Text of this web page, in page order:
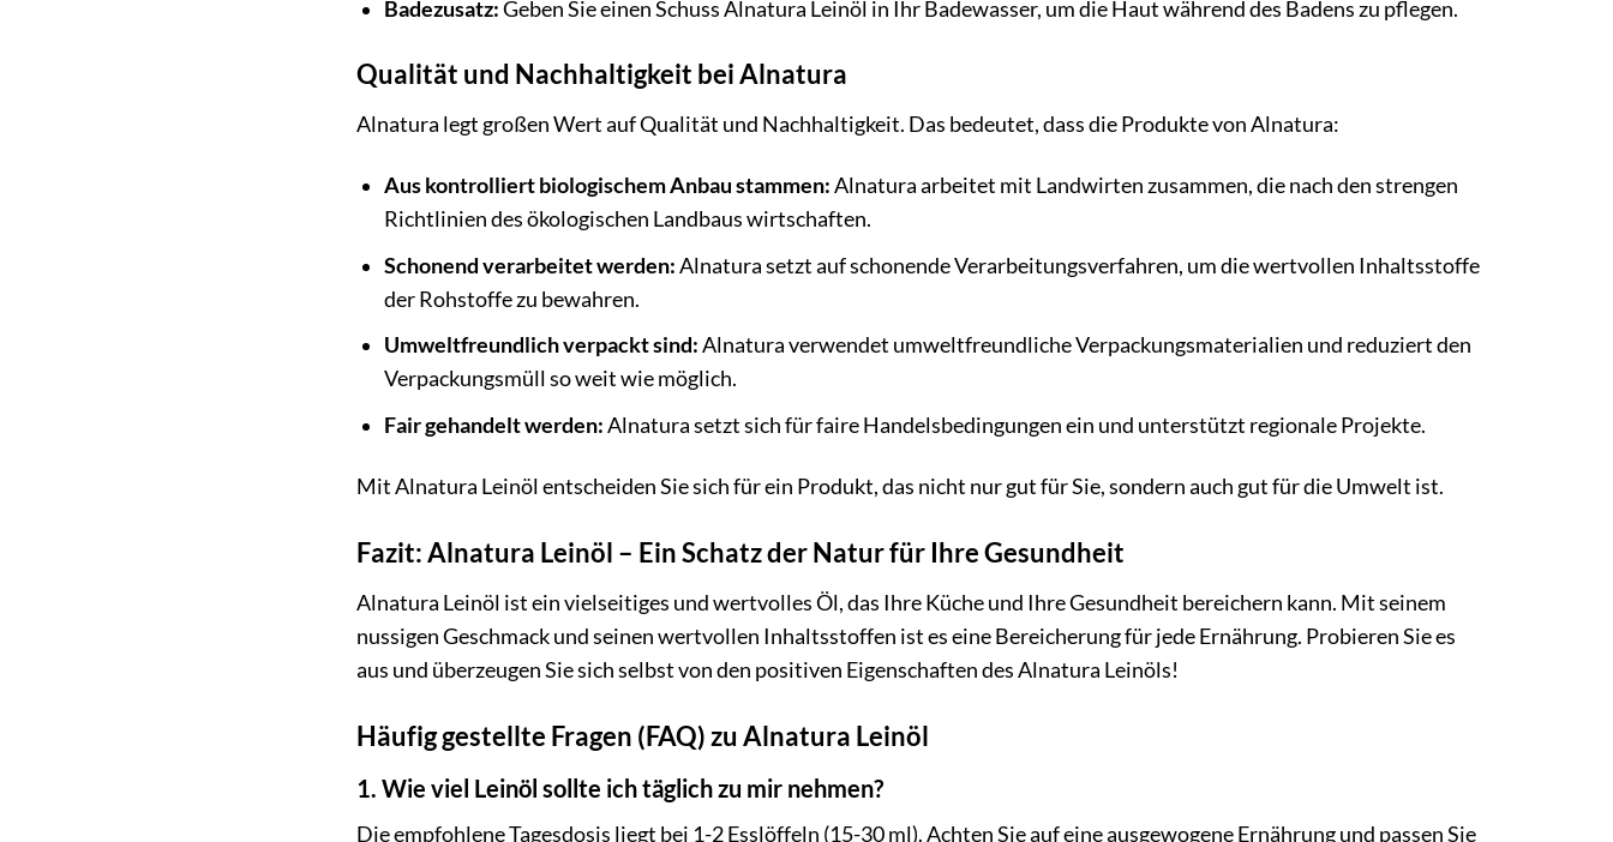
Badezusatz:Geben Sie einen Schuss Alnatura Leinöl in Ihr Badewasser, um die Haut während des Badens zu pflegen.
Qualität und Nachhaltigkeit bei Alnatura
Alnatura legt großen Wert auf Qualität und Nachhaltigkeit. Das bedeutet, dass die Produkte von Alnatura:
Aus kontrolliert biologischem Anbau stammen:Alnatura arbeitet mit Landwirten zusammen, die nach den strengen
Richtlinien des ökologischen Landbaus wirtschaften.
Schonend verarbeitet werden:Alnatura setzt auf schonende Verarbeitungsverfahren, um die wertvollen Inhaltsstoffe
der Rohstoffe zu bewahren.
Umweltfreundlich verpackt sind:Alnatura verwendet umweltfreundliche Verpackungsmaterialien und reduziert den
Verpackungsmüll so weit wie möglich.
Fair gehandelt werden:Alnatura setzt sich für faire Handelsbedingungen ein und unterstützt regionale Projekte.
Mit Alnatura Leinöl entscheiden Sie sich für ein Produkt, das nicht nur gut für Sie, sondern auch gut für die Umwelt ist.
Fazit: Alnatura Leinöl – Ein Schatz der Natur für Ihre Gesundheit
Alnatura Leinöl ist ein vielseitiges und wertvolles Öl, das Ihre Küche und Ihre Gesundheit bereichern kann. Mit seinem
nussigen Geschmack und seinen wertvollen Inhaltsstoffen ist es eine Bereicherung für jede Ernährung. Probieren Sie es
aus und überzeugen Sie sich selbst von den positiven Eigenschaften des Alnatura Leinöls!
Häufig gestellte Fragen (FAQ) zu Alnatura Leinöl
1. Wie viel Leinöl sollte ich täglich zu mir nehmen?
Die empfohlene Tagesdosis liegt bei 1-2 Esslöffeln (15-30 ml). Achten Sie auf eine ausgewogene Ernährung und passen Sie